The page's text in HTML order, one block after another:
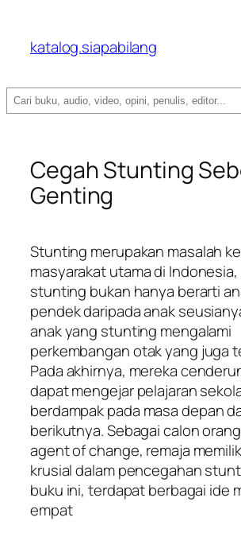
katalog.siapabilang
Search
Cegah Stunting
Genting
Stunting merupakan masalah
masyarakat utama di Indonesia,
stunting bukan hanya berarti
pendek daripada anak
anak yang stunting mengalami
perkembangan otak yang juga
Pada akhirnya, mereka
dapat mengejar pelajaran
berdampak pada masa depan
berikutnya. Sebagai calon
agent of change, remaja
krusial dalam pencegahan
buku ini, terdapat berbagai ide
empat